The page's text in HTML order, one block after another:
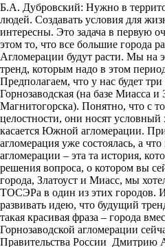
Б.А. Дубровский: Нужно в
людей. Создавать условия для
интересны. Это задача в первую
этом то, что все большие города
Агломерации будут расти. Мы на
тренд, которым надо в этом
Предполагаем, что у нас будет
Горнозаводская (на базе Миасса
Магнитогорска). Понятно, что с
целостности, они носят условный
касается Южной агломерации.
агломерация уже состоялась, а что
агломерации – эта та история,
решения вопроса, о котором вы
города, Златоуст и Миасс, мы
ТОСЭРа в один из этих городов.
развивать идею, что будущий
такая красивая фраза – города
Горнозаводской агломерации
Правительства России Дмитрию